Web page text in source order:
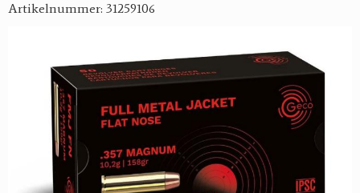
Artikelnummer: 31259106